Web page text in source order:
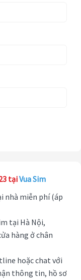
tạiVua Sim
nhà miễn phí (áp
tại Hà Nội,
hàng ở chân
hoặc chat với
thông tin, hồ sơ